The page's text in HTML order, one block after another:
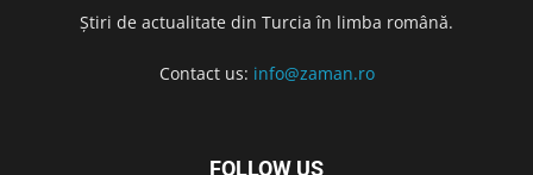
Știri de actualitate din Turcia în limba română.
Contact us: info@zaman.ro
FOLLOW US